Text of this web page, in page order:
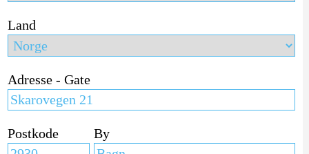
Land
Adresse - Gate
Postkode By